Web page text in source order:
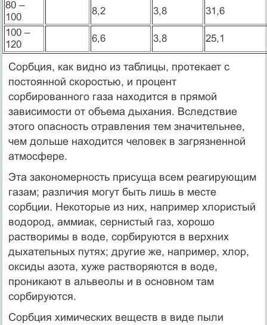
80 –
100
8,2 3,8
31,6
100 –
120
6,6 3,8 25,1
Сорбция, как видно из таблицы, протекает с
постоянной скоростью, и процент
сорбированного газа находится в прямой
зависимости от объема дыхания. Вследствие
этого опасность отравления тем значительнее,
чем дольше находится человек в загрязненной
атмосфере.
Эта закономерность присуща всем реагирующим
газам; различия могут быть лишь в месте
сорбции. Некоторые из них, например хлористый
водород, аммиак, сернистый газ, хорошо
растворимы в воде, сорбируются в верхних
дыхательных путях; другие же, например, хлор,
оксиды азота, хуже растворяются в воде,
проникают в альвеолы и в основном там
сорбируются.
Сорбция химических веществ в виде пыли